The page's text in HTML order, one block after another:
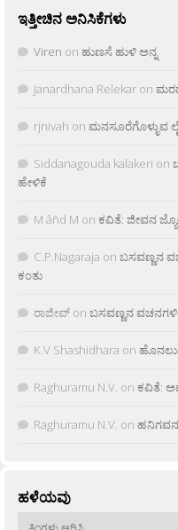
ಇತ್ತೀಚಿನ ಅನಿಸಿಕೆಗಳು
Viren on ಹುಣಸೆ ಹುಳಿ ಅನ್ನ
Janardhana Relekar on
rjnivah on ಮನಸೂರೆಗೊಳ್ಳುವ
Siddanagouda kalakeri on
ಹೇಳಿಕೆ
M âñd M on ಕವಿತೆ: ಜೀವನ
C.P.Nagaraja on ಬಸವಣ್ಣನ
ಕಂತು
ರಾಜೀವ್ on ಬಸವಣ್ಣನ
K.V Shashidhara on
Raghuramu N.V. on ಕವಿತೆ:
Raghuramu N.V. on
ಹಳೆಯವು
ಹಳೆಯವು